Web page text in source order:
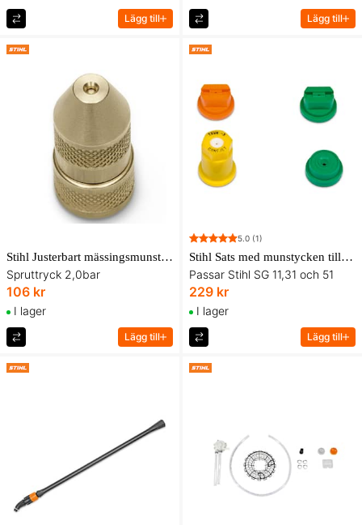
Lägg till Lägg till
Stihl Justerbart mässingsmunstycke till SG 31, SG 51
Spruttryck 2,0bar
106 kr
I lager
Lägg till
5.0 (1)
Stihl Sats med munstycken till SG 11, SG 31, SG 51
Passar Stihl SG 11,31 och 51
229 kr
I lager
Lägg till